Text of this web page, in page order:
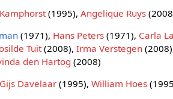
(1995),Angelique Ruys
(1971), Hans Peters (1971), Carla
Tuit (2008),Irma Verstegen
den Hartog (2008)
Gijs Davelaar (1995),William Hoes